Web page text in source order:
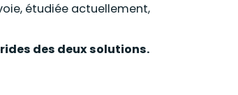
étudiée actuellement,
des deux solutions.